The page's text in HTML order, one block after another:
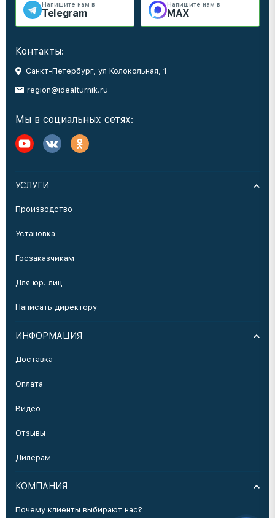
Напишите нам в
Telegram
Напишите нам в
MAX
Контакты:
Санкт-Петербург, ул Колокольная, 1
region@idealturnik.ru
Мы в социальных сетях:
УСЛУГИ
Производство
Установка
Госзаказчикам
Для юр. лиц
Написать директору
ИНФОРМАЦИЯ
Доставка
Оплата
Видео
Отзывы
Дилерам
КОМПАНИЯ
Почему клиенты выбирают нас?